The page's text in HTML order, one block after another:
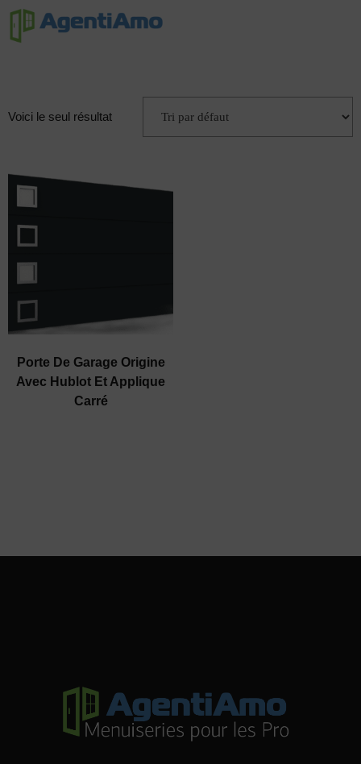
Voici le seul résultat
Porte De Garage Origine
Avec Hublot Et Applique
Carré